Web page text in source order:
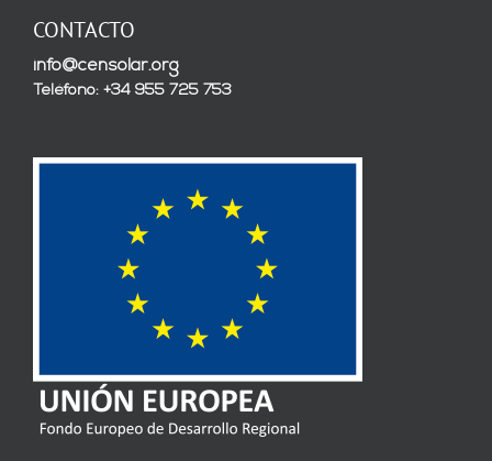
CONTACTO
info@censolar.org
Teléfono: +34 955 725 753